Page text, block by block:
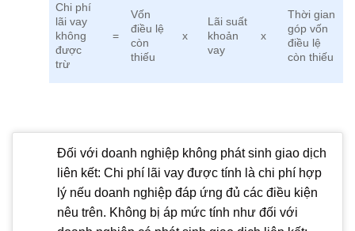
Chi phí
lãi vay
không
được
trừ
=
Vốn
điều lệ
còn
thiếu
x
Lãi suất
khoản
vay
x
Thời gian
góp vốn
điều lệ
còn thiếu
Đối với doanh nghiệp không phát sinh giao dịch
liên kết: Chi phí lãi vay được tính là chi phí hợp
lý nếu doanh nghiệp đáp ứng đủ các điều kiện
nêu trên. Không bị áp mức tính như đối với